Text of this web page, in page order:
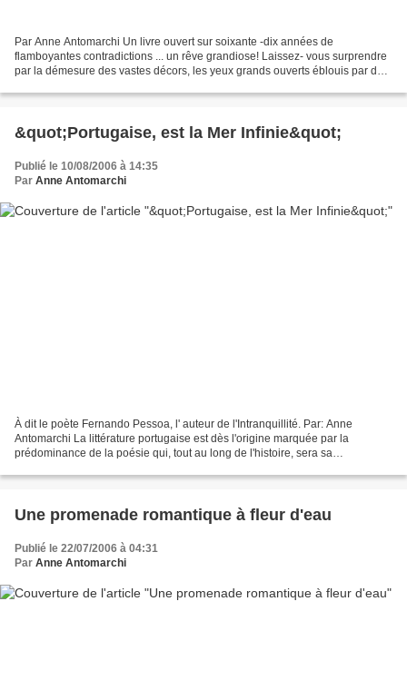
Par Anne Antomarchi Un livre ouvert sur soixante -dix années de
flamboyantes contradictions ... un rêve grandiose! Laissez- vous surprendre
par la démesure des vastes décors, les yeux grands ouverts éblouis par des
&quot;Portugaise, est la Mer Infinie&quot;
Publié le 10/08/2006 à 14:35
Par Anne Antomarchi
À dit le poète Fernando Pessoa, l' auteur de l'Intranquillité. Par: Anne
Antomarchi La littérature portugaise est dès l'origine marquée par la
prédominance de la poésie qui, tout au long de l'histoire, sera sa
Une promenade romantique à fleur d'eau
Publié le 22/07/2006 à 04:31
Par Anne Antomarchi